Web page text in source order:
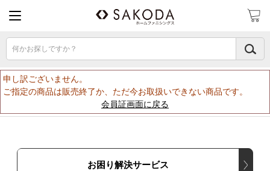
何かお探しですか？
申し訳ございません。
ご指定の商品は販売終了か、ただ今お取扱いできない商品です。
会員証画面に戻る
お困り解決サービス